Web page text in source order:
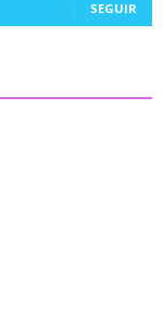
SEGUIR